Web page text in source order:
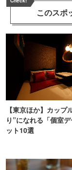
このスポ
【東京ほか】カップ
り”になれる「個室
ット10選